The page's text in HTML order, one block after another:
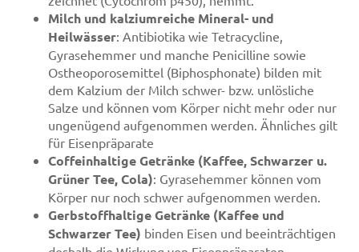
Milch und kalziumreiche Mineral- und
Heilwässer: Antibiotika wie Tetracycline,
Gyrasehemmer und manche Penicilline sowie
Ostheoporosemittel (Biphosphonate) bilden mit
dem Kalzium der Milch schwer- bzw. unlösliche
Salze und können vom Körper nicht mehr oder nur
ungenügend aufgenommen werden. Ähnliches gilt
für Eisenpräparate
Coffeinhaltige Getränke (Kaffee, Schwarzer u.
Grüner Tee, Cola): Gyrasehemmer können vom
Körper nur noch schwer aufgenommen werden.
Gerbstoffhaltige Getränke (Kaffee und
Schwarzer Tee) binden Eisen und beeinträchtigen